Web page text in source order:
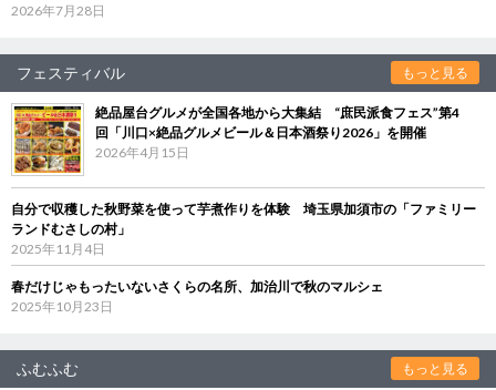
2026年7月28日
フェスティバル もっと見る
絶品屋台グルメが全国各地から大集結 “庶民派食フェス”第4
回「川口×絶品グルメビール＆日本酒祭り2026」を開催
2026年4月15日
自分で収穫した秋野菜を使って芋煮作りを体験 埼玉県加須市の「ファミリー
ランドむさしの村」
2025年11月4日
春だけじゃもったいないさくらの名所、加治川で秋のマルシェ
2025年10月23日
ふむふむ もっと見る